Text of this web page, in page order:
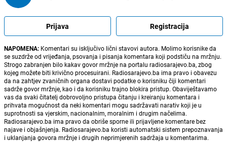
Prijava Registracija
NAPOMENA: Komentari su isključivo lični stavovi autora. Molimo korisnike da
se suzdrže od vrijeđanja, psovanja i pisanja komentara koji podstiču na mržnju.
Strogo zabranjen bilo kakav govor mržnje na portalu radiosarajevo.ba, zbog
kojeg možete biti krivično procesuirani. Radiosarajevo.ba ima pravo i obavezu
da na zahtjev zvaničnih organa dostavi podatke o korisniku čiji komentari
sadrže govor mržnje, kao i da korisniku trajno blokira pristup. Obaviještavamo
vas da svaki čitatelj dobrovoljno pristupa čitanju i kreiranju komentara i
prihvata mogućnost da neki komentari mogu sadržavati narativ koji je u
suprotnosti sa vjerskim, nacionalnim, moralnim i drugim načelima.
Radiosarajevo.ba ima pravo da obriše sporne ili prijavljene komentare bez
najave i objašnjenja. Radiosarajevo.ba koristi automatski sistem prepoznavanja
i uklanjanja govora mržnje i drugih neprimjerenih sadržaja u komentarima.